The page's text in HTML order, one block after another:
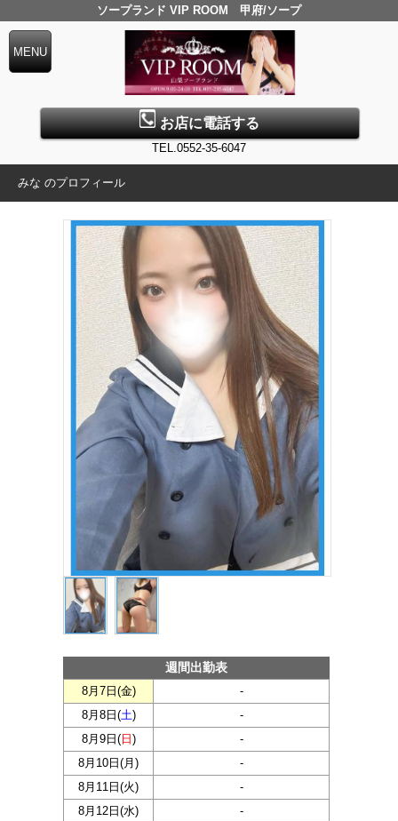
ソープランド VIP ROOM 甲府/ソープ
お店に電話する
TEL.0552-35-6047
みな のプロフィール
週間出勤表
8月7日(金)
-
8月8日(土)
-
8月9日(日 )
-
8月10日( 月 )
-
8月11日(火)
-
8月12日(水)
-